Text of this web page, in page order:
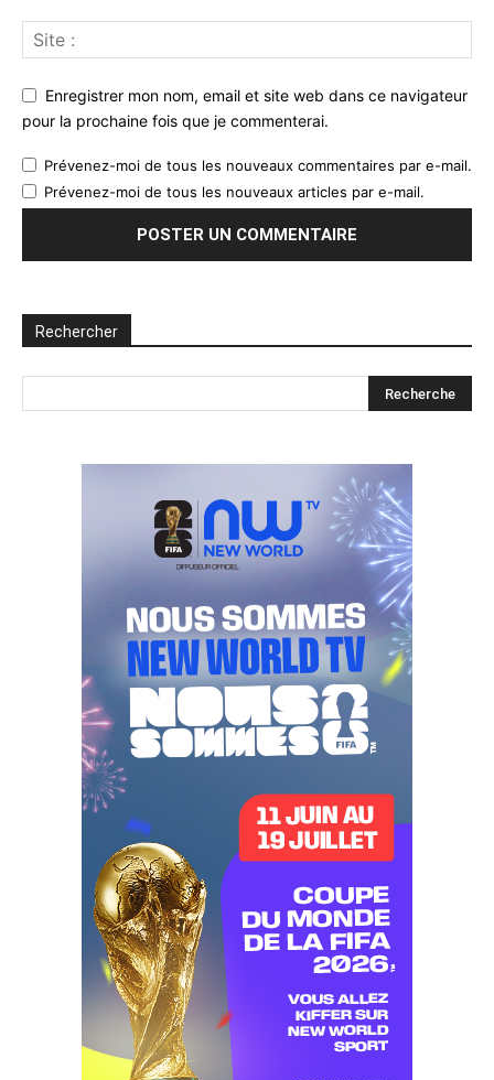
Enregistrer mon nom, email et site web dans ce navigateur
pour la prochaine fois que je commenterai.
Prévenez-moi de tous les nouveaux commentaires par e-mail.
Prévenez-moi de tous les nouveaux articles par e-mail.
Rechercher